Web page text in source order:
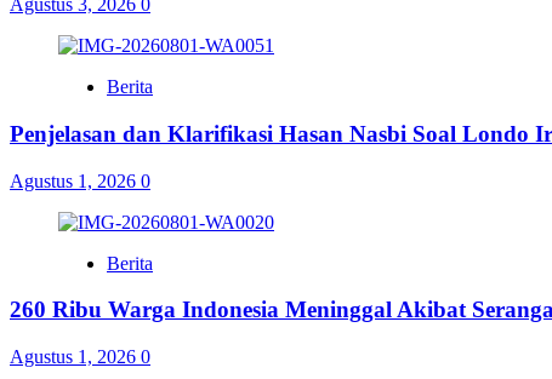
Agustus 3, 2026 0
Berita
Penjelasan dan Klarifikasi Hasan Nasbi Soal Londo
Agustus 1, 2026 0
Berita
260 Ribu Warga Indonesia Meninggal Akibat
Agustus 1, 2026 0